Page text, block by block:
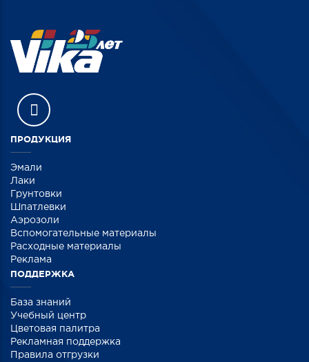
ПРОДУКЦИЯ
Эмали
Лаки
Грунтовки
Шпатлевки
Аэрозоли
Вспомогательные материалы
Расходные материалы
Реклама
ПОДДЕРЖКА
База знаний
Учебный центр
Цветовая палитра
Рекламная поддержка
Правила отгрузки